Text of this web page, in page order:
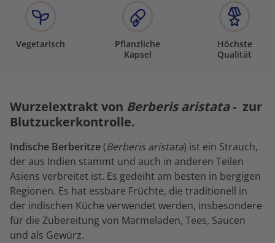
Vegetarisch
Pflanzliche
Kapsel
Höchste
Qualität
Wurzelextrakt von Berberis aristata- zur
Blutzuckerkontrolle.
Indische Berberitze(Berberis aristata) ist ein Strauch,
der aus Indien stammt und auch in anderen Teilen
Asiens verbreitet ist. Es gedeiht am besten in bergigen
Regionen. Es hat essbare Früchte, die traditionell in
der indischen Küche verwendet werden, insbesondere
für die Zubereitung von Marmeladen, Tees, Saucen
und als Gewürz.